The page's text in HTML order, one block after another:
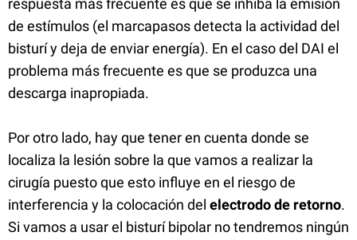
respuesta más frecuente es que se inhiba la emisión
de estímulos (el marcapasos detecta la actividad del
bisturí y deja de enviar energía). En el caso del DAI el
problema más frecuente es que se produzca una
descarga inapropiada.
Por otro lado, hay que tener en cuenta donde se
localiza la lesión sobre la que vamos a realizar la
cirugía puesto que esto influye en el riesgo de
interferencia y la colocación del electrodo de retorno.
Si vamos a usar el bisturí bipolar no tendremos ningún